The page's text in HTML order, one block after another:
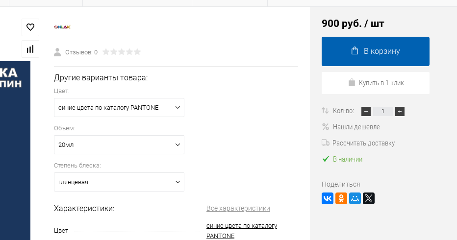
Отзывов: 0
Другие варианты товара:
Цвет:
синие цвета по каталогу PANTONE
Объем:
20мл
Степень блеска:
глянцевая
Характеристики: Все характеристики
Цвет
синие цвета по каталогу
PANTONE
900 руб. / шт
В корзину
Купить в 1 клик
Кол-во:
Нашли дешевле
Рассчитать доставку
В наличии
Поделиться